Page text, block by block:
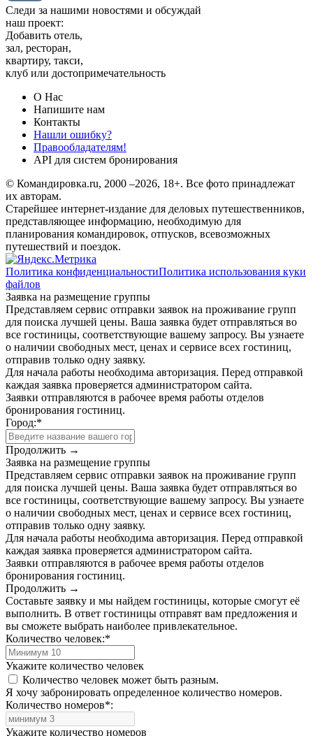
Следи за нашими новостями и обсуждай
наш проект:
Добавить отель,
зал, ресторан,
квартиру, такси,
клуб или достопримечательность
О Нас
Напишите нам
Контакты
Нашли ошибку?
Правообладателям!
API для систем бронирования
© Командировка.ru, 2000 –2026, 18+. Все фото принадлежат
их авторам.
Старейшее интернет-издание для деловых путешественников,
представляющее информацию, необходимую для
планирования командировок, отпусков, всевозможных
путешествий и поездок.
Политика конфиденциальностиПолитика использования куки
файлов
Заявка на размещение группы
Представляем сервис отправки заявок на проживание групп
для поиска лучшей цены. Ваша заявка будет отправляться во
все гостиницы, соответствующие вашему запросу. Вы узнаете
о наличии свободных мест, ценах и сервисе всех гостиниц,
отправив только одну заявку.
Для начала работы необходима авторизация. Перед отправкой
каждая заявка проверяется администратором сайта.
Заявки отправляются в рабочее время работы отделов
бронирования гостиниц.
Город:*
Продолжить →
Заявка на размещение группы
Представляем сервис отправки заявок на проживание групп
для поиска лучшей цены. Ваша заявка будет отправляться во
все гостиницы, соответствующие вашему запросу. Вы узнаете
о наличии свободных мест, ценах и сервисе всех гостиниц,
отправив только одну заявку.
Для начала работы необходима авторизация. Перед отправкой
каждая заявка проверяется администратором сайта.
Заявки отправляются в рабочее время работы отделов
бронирования гостиниц.
Продолжить →
Составьте заявку и мы найдем гостиницы, которые смогут её
выполнить. В ответ гостиницы отправят вам предложения и
вы сможете выбрать наиболее привлекательное.
Количество человек:*
Укажите количество человек
Количество человек может быть разным.
Я хочу забронировать определенное количество номеров.
Количество номеров*:
Укажите количество номеров